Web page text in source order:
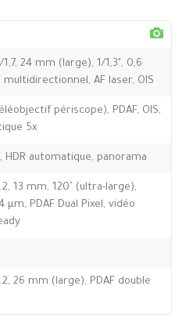
24 mm (large), 1/1,3", 0,6
multidirectionnel, AF laser, OIS
périscope), PDAF, OIS,
5x
HDR automatique, panorama
13 mm, 120˚ (ultra-large),
µm, PDAF Dual Pixel, vidéo
26 mm (large), PDAF double